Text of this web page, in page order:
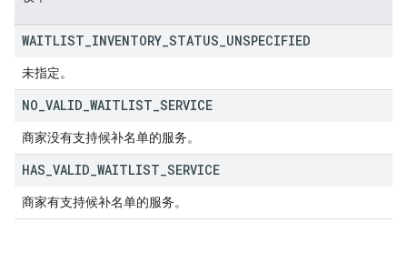
WAITLIST INVENTORY STATUS UNSPECIFIED
未指定。
NO VALID WAITLIST SERVICE
商家没有支持候补名单的服务。
HAS VALID WAITLIST SERVICE
商家有支持候补名单的服务。